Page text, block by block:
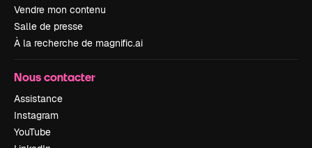
Vendre mon contenu
Salle de presse
À la recherche de magnific.ai
Nous contacter
Assistance
Instagram
YouTube